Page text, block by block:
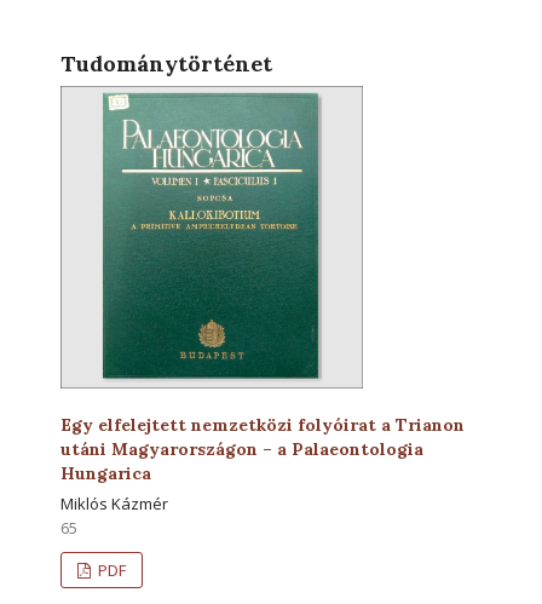
Tudománytörténet
Egy elfelejtett nemzetközi folyóirat a Trianon
utáni Magyarországon – a Palaeontologia
Hungarica
Miklós Kázmér
65
PDF